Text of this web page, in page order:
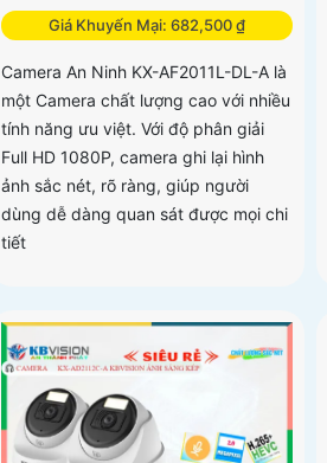
Giá Khuyến Mại: 682,500 ₫
Camera An Ninh KX-AF2011L-DL-A là
một Camera chất lượng cao với nhiều
tính năng ưu việt. Với độ phân giải
Full HD 1080P, camera ghi lại hình
ảnh sắc nét, rõ ràng, giúp người
dùng dễ dàng quan sát được mọi chi
tiết